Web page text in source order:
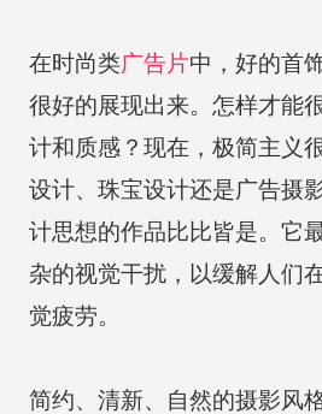
在时尚类广告片中，好的首
很好的展现出来。怎样才能
计和质感？现在，极简主义
设计、珠宝设计还是广告摄
计思想的作品比比皆是。它
杂的视觉干扰，以缓解人们
觉疲劳。
简约、清新、自然的摄影风